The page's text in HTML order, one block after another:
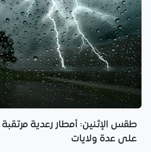
على عدة ولايات